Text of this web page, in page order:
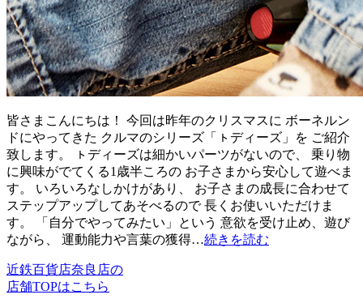
皆さまこんにちは！ 今回は昨年のクリスマスに ボーネルン
ドにやってきた クルマのシリーズ「ㇳディーズ」を ご紹介
致します。 ㇳディーズは細かいパーツがないので、 乗り物
に興味がでてくる1歳半ころの お子さまから安心して遊べま
す。 いろいろなしかけがあり、 お子さまの成長に合わせて
ステップアップしてあそべるので 長くお使いいただけま
す。 「自分でやってみたい」という 意欲を受け止め、遊び
ながら、 運動能力や言葉の獲得…続きを読む
近鉄百貨店奈良店の
店舗TOPはこちら